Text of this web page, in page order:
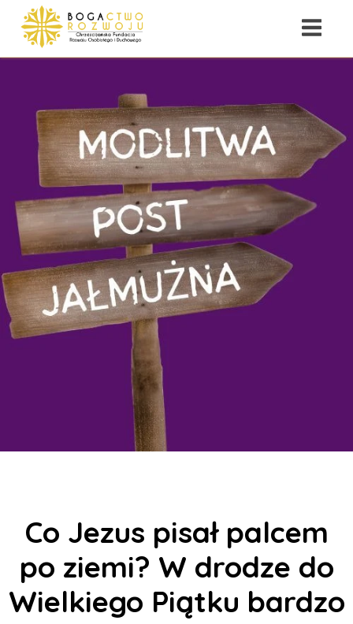
Co Jezus pisał palcem
po ziemi? W drodze do
Wielkiego Piątku bardzo